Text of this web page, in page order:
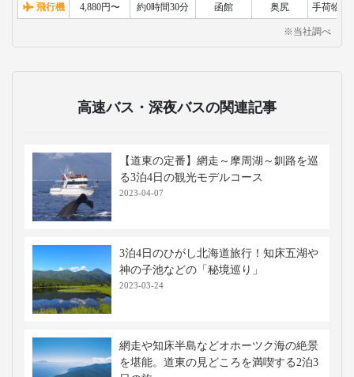
飛行機 4,880円〜 約0時間30分 函館 奥尻 手荷物検
※当社調べ
高速バス・深夜バスの関連記事
【道東の定番】網走～摩周湖～釧路を巡
る3泊4日の観光モデルコース
2023-04-07
3泊4日のひがし北海道旅行！知床五湖や
神の子池などの「秘境巡り」
2023-03-24
網走や知床半島などオホーツク海の絶景
を堪能。道東の見どころを満喫する2泊3